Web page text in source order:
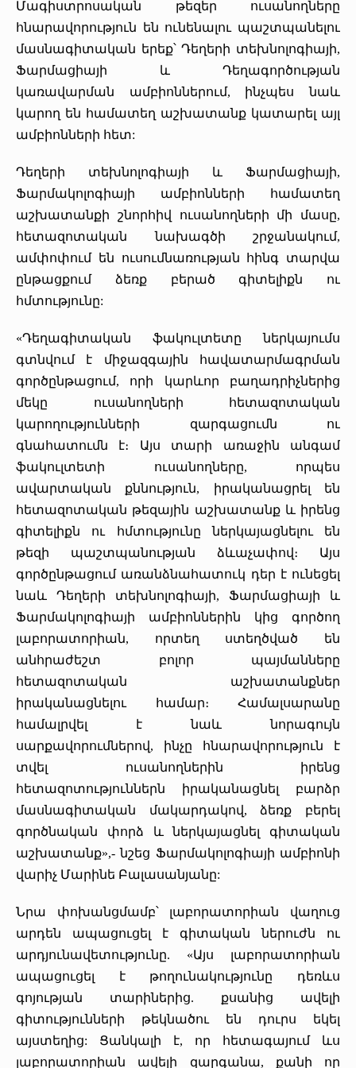
«Հերացի» արհեստակցական կազմակերպություն
«Հերացի» վերլուծական
Մագիստրոսական թեզեր ուսանողները
հնարավորություն են ունենալու պաշտպանելու
մասնագիտական երեք՝ Դեղերի տեխնոլոգիայի,
Ֆարմացիայի և Դեղագործության
կառավարման ամբիոններում, ինչպես նաև
կարող են համատեղ աշխատանք կատարել այլ
ամբիոնների հետ:
Դեղերի տեխնոլոգիայի և Ֆարմացիայի,
Ֆարմակոլոգիայի ամբիոնների համատեղ
աշխատանքի շնորհիվ ուսանողների մի մասը,
հետազոտական նախագծի շրջանակում,
ամփոփում են ուսումնառության հինգ տարվա
ընթացքում ձեռք բերած գիտելիքն ու
հմտությունը:
«Դեղագիտական ֆակուլտետը ներկայումս
գտնվում է միջազգային հավատարմագրման
գործընթացում, որի կարևոր բաղադրիչներից
մեկը ուսանողների հետազոտական
կարողությունների զարգացումն ու
գնահատումն է։ Այս տարի առաջին անգամ
ֆակուլտետի ուսանողները, որպես
ավարտական քննություն, իրականացրել են
հետազոտական թեզային աշխատանք և իրենց
գիտելիքն ու հմտությունը ներկայացնելու են
թեզի պաշտպանության ձևաչափով։ Այս
գործընթացում առանձնահատուկ դեր է ունեցել
նաև Դեղերի տեխնոլոգիայի, Ֆարմացիայի և
Ֆարմակոլոգիայի ամբիոններին կից գործող
լաբորատորիան, որտեղ ստեղծված են
անհրաժեշտ բոլոր պայմանները
հետազոտական աշխատանքներ
իրականացնելու համար։ Համալսարանը
համալրվել է նաև նորագույն
սարքավորումներով, ինչը հնարավորություն է
տվել ուսանողներին իրենց
հետազոտություններն իրականացնել բարձր
մասնագիտական մակարդակով, ձեռք բերել
գործնական փորձ և ներկայացնել գիտական
աշխատանք»,- նշեց Ֆարմակոլոգիայի ամբիոնի
վարիչ Մարինե Բալասանյանը:
Նրա փոխանցմամբ՝ լաբորատորիան վաղուց
արդեն ապացուցել է գիտական ներուժն ու
արդյունավետությունը. «Այս լաբորատորիան
ապացուցել է թողունակությունը դեռևս
գոյության տարիներից. քսանից ավելի
գիտությունների թեկնածու են դուրս եկել
այստեղից: Ցանկալի է, որ հետագայում ևս
լաբորատորիան ավելի զարգանա, քանի որ